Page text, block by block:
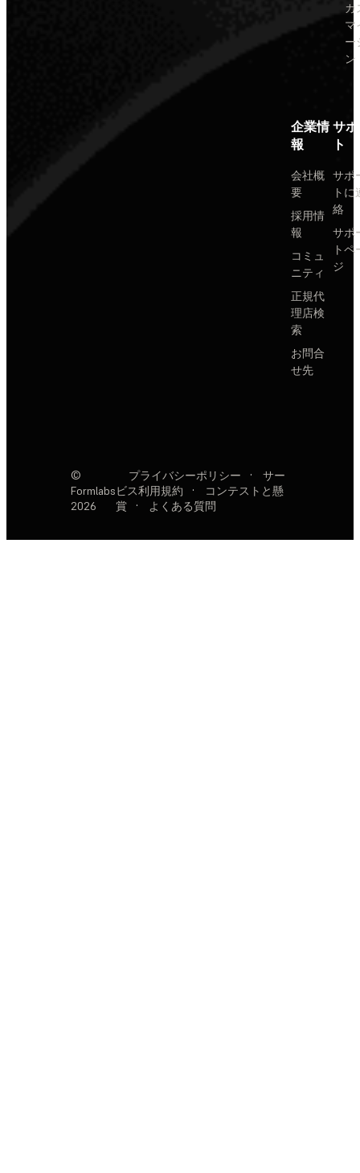
カ
マ
ー
ン
企業情
報
会社概
要
採用情
報
コミュ
ニティ
正規代
理店検
索
お問合
せ先
サ
ト
サポ
トに
絡
サポ
トペ
ジ
©
Formlabs
2026
プライバシーポリシー ·
サー
ビス利用規約
·
コンテストと懸
賞
· よくある質問